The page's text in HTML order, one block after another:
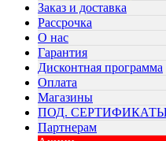
Заказ и доставка
Рассрочка
О нас
Гарантия
Дисконтная программа
Оплата
Магазины
ПОД.
Партнерам